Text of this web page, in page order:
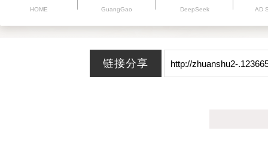
HOME GuangGao DeepSeek AD